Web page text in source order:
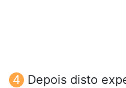
Depois disto